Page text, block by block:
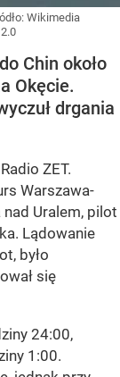
Wikimedia
Chin około
Okęcie.
drgania
ZET.
Warszawa-
nad Uralem, pilot
Lądowanie
było
się
24:00,
1:00.